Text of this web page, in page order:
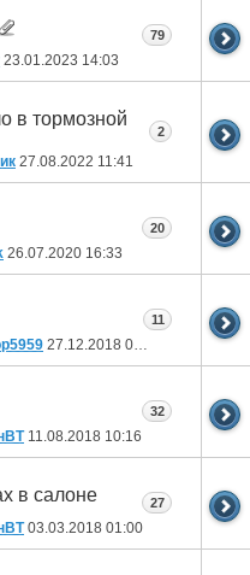
23.01.2023 14:03
79
в тормозной
27.08.2022 11:41
2
26.07.2020 16:33
20
27.12.2018 06:20
11
11.08.2018 10:16
32
в салоне
03.03.2018 01:00
27